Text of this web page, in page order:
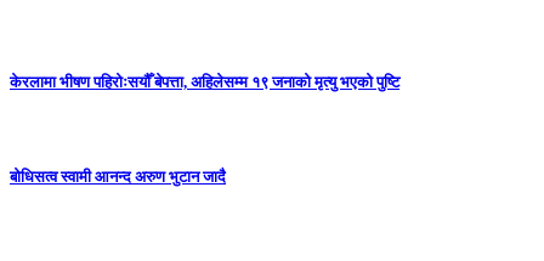
केरलामा भीषण पहिरोःसयौँ बेपत्ता, अहिलेसम्म १९ जनाको मृत्यु भएको पुष्टि
बोधिसत्व स्वामी आनन्द अरुण भुटान जादै